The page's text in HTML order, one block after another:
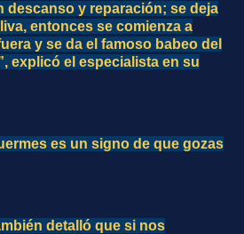
descanso y reparación; se deja
entonces se comienza a
y se da el famoso babeo del
explicó el especialista en su
es un signo de que gozas
detalló que si nos